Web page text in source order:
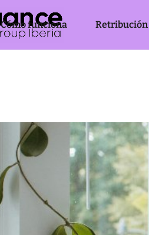
Cómo funciona